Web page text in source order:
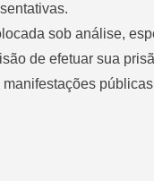
sob análise,
de efetuar sua